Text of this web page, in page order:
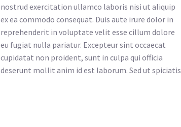
nostrud exercitation ullamco laboris nisi ut aliquip
ex ea commodo consequat. Duis aute irure dolor in
reprehenderit in voluptate velit esse cillum dolore
eu fugiat nulla pariatur. Excepteur sint occaecat
cupidatat non proident, sunt in culpa qui officia
deserunt mollit anim id est laborum. Sed ut spiciatis